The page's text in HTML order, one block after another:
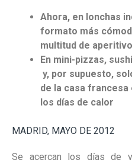
Ahora, en lonchas
formato más
multitud de
En mini-pizzas,
y, por supuesto,
de la casa francesa
los días de calor
MADRID, MAYO DE 2012
Se acercan los días de